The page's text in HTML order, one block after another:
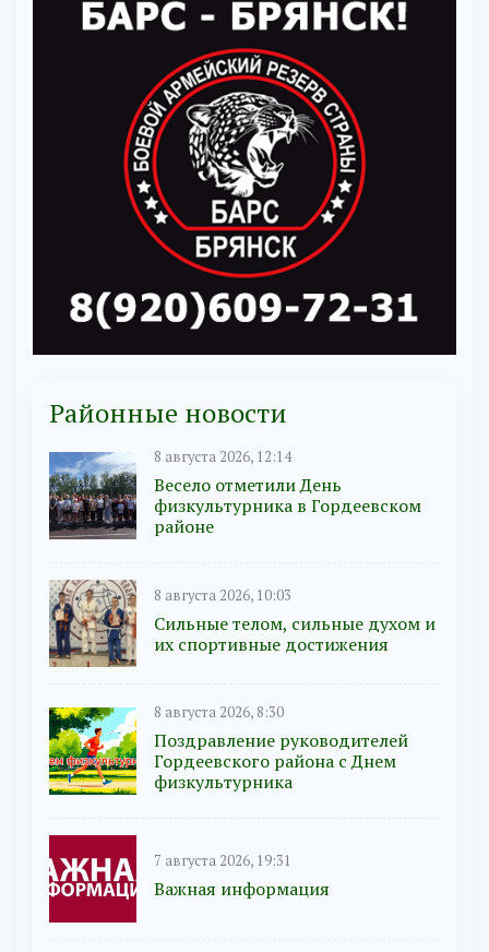
Районные новости
8 августа 2026, 12:14
Весело отметили День
физкультурника в Гордеевском
районе
8 августа 2026, 10:03
Сильные телом, сильные духом и
их спортивные достижения
8 августа 2026, 8:30
Поздравление руководителей
Гордеевского района с Днем
физкультурника
7 августа 2026, 19:31
Важная информация